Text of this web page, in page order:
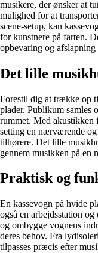
musikere, der ønsker at
mulighed for at
scene-setup, kan
for kunstnere på farten.
opbevaring og afslapning
Det lille
Forestil dig at trække op
plader. Publikum samles
rummet. Med akustikken
setting en nærværende
tilhørere. Det lille
gennem musikken på en
Praktisk og
En kassevogn på hvide
også en arbejdsstation
og ombygge vognens
deres behov. Fra
tilpasses præcis efter